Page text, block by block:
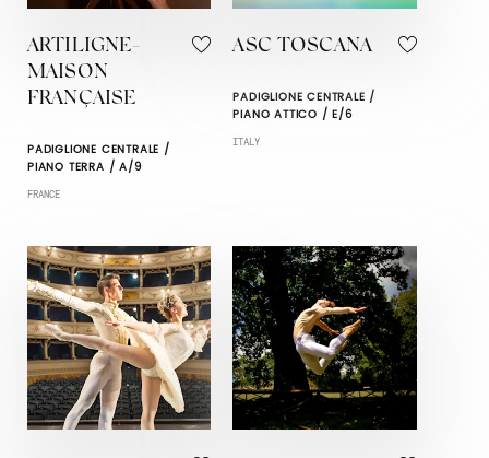
ARTILIGNE-
MAISON
FRANÇAISE
PADIGLIONE CENTRALE /
PIANO TERRA / A/9
FRANCE
ASC TOSCANA
PADIGLIONE CENTRALE /
PIANO ATTICO / E/6
ITALY